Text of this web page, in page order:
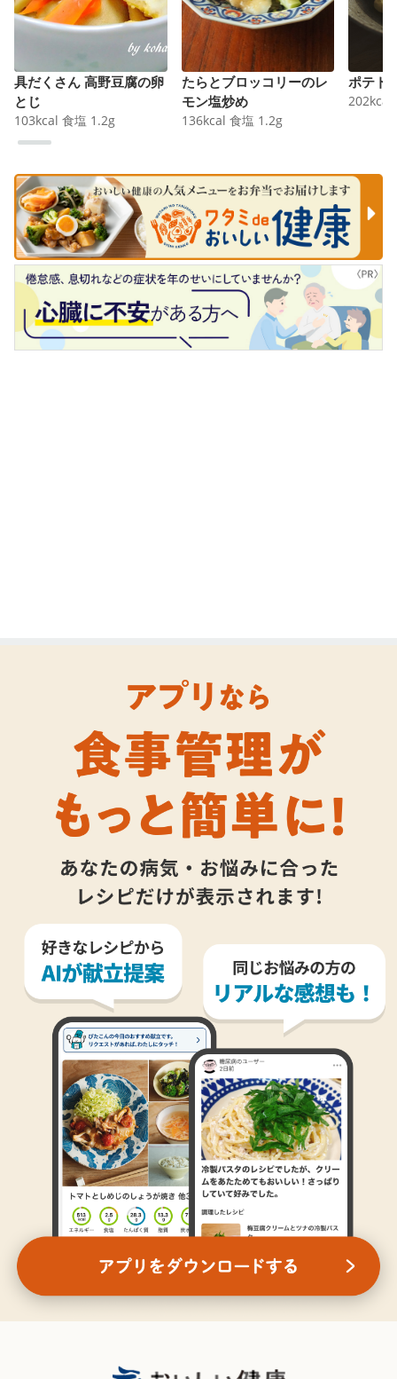
具だくさん 高野豆腐の卵
とじ
103kcal 食塩 1.2g
たらとブロッコリーのレ
モン塩炒め
136kcal 食塩 1.2g
ポテト
202kcal